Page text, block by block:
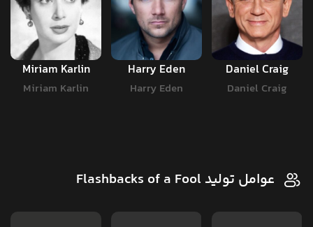
Daniel Craig
Daniel Craig
Harry Eden
Harry Eden
Miriam Karlin
Miriam Karlin
عوامل تولید Flashbacks of a Fool